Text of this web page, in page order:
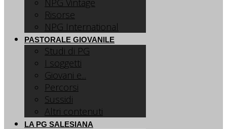
NPG Vintage
Risorse
NPG International
PASTORALE GIOVANILE
Studi di PG
I soggetti
Giovani e...
Percorsi
Sussidi
Altri contenuti
LA PG SALESIANA